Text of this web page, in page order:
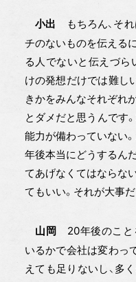
小出
もちろん、それ
チのないものを伝える
る人でないと伝えづら
けの発想だけでは難し
きかをみんなそれぞれ
とダメだと思うんです
能力が備わっていない
年後本当にどうするん
てあげなくてはならな
てもいい。それが大事だ
山岡
20年後のこと
いるかで会社は変わっ
えても足りないし、多